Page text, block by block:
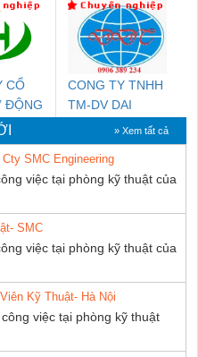
CỔ
ĐỘNG
CONG TY TNHH
TM-DV DAI
DONG THANH
» Xem tất cả
SMC Engineering
việc tại phòng kỹ thuật của
SMC
việc tại phòng kỹ thuật của
Kỹ Thuật- Hà Nội
việc tại phòng kỹ thuật